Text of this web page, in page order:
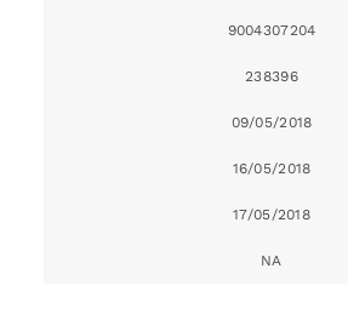
9004307204
238396
09/05/2018
16/05/2018
17/05/2018
NA